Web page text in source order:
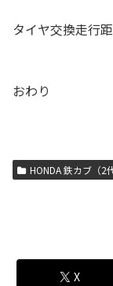
タイヤ交換走行
おわり
HONDA 鉄カブ（2
X